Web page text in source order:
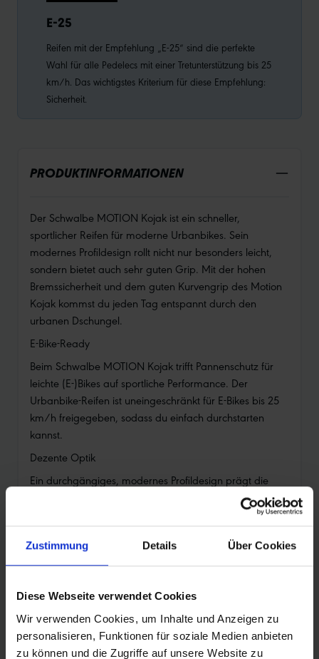
Zustimmung Details Über Cookies
Diese Webseite verwendet Cookies
Wir verwenden Cookies, um Inhalte und Anzeigen zu
personalisieren, Funktionen für soziale Medien anbieten
zu können und die Zugriffe auf unsere Website zu
E-25
Reifen mit der Empfehlung „E-25“ sind die perfekte
Wahl für alle Pedelecs mit einer Tretunterstützung bis 25
km/h. Das wichtigstes Kriterium für diese Empfehlung:
Sicherheit.
PRODUKTINFORMATIONEN
Der Schwalbe MOTION Kojak ist ein schneller,
sportlicher Reifen für moderne Urbanbikes. Sein
modernes Profildesign rollt nicht nur besonders leicht,
sondern bietet auch sehr guten Grip. Mit der hohen
Bremssicherheit und dem guten Kurvengrip des Motion
Kojak kommst du jeden Tag entspannt durch den
urbanen Dschungel.
E-Bike-Ready
Beim Schwalbe MOTION Kojak trifft Pannenschutz für
leichte (E-)Bikes auf sportliche Performance. Der
Urbanbike-Reifen ist uneingeschränkt für E-Bikes bis 25
km/h freigegeben, sodass du einfach durchstarten
kannst.
Dezente Optik
Ein durchgängiges, modernes Profildesign prägt die
Lauffläche und die Seitenwände des Schwalbe MOTION
Kojak. Das Ergebnis ist ein stylisher, unaufdringlicher
Look, der perfekt zu deinem Urbanbike passt.
SICHERHEIT DURCH TECHNOLOGIE
Das clevere Profildesign des MOTION Kojak bringt dich
jeden Tag entspannt und souverän ans Ziel. Die
bewährte Schuppenanordnung greift zuverlässig beim
Beschleunigen, hält dich sicher in der Kurve und rollt